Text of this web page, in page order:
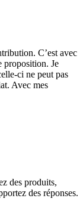
C’est avec
proposition. Je
ci ne peut pas
Avec mes
des produits,
des réponses.